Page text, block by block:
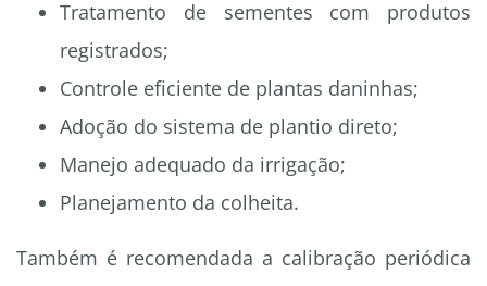
Tratamento de sementes com produtos
registrados;
Controle eficiente de plantas daninhas;
Adoção do sistema de plantio direto;
Manejo adequado da irrigação;
Planejamento da colheita.
Também é recomendada a calibração periódica